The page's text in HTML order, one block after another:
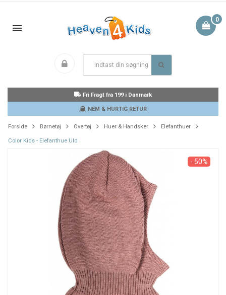
0
Fri Fragt fra 199 i Danmark
NEM & HURTIG RETUR
Forside Børnetøj Overtøj Huer & Handsker Elefanthuer
Color Kids - Elefanthue Uld
- 50%